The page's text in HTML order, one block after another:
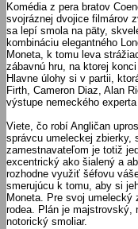
Komédia z pera bratov
svojráznej dvojice filmárov
sa lepí smola na päty,
kombináciu elegantného
Moneta, k tomu leva
zábavnú hru, na ktorej
Hlavne úlohy si v partii,
Firth, Cameron Diaz, Alan
výstupe nemeckého
Viete, čo robí Angličan
správcu umeleckej zbierky,
zamestnavateľom je totiž
excentrický ako šialený a
rozhodne využiť šéfovu
smerujúcu k tomu, aby si
Moneta. Pre svoj
rodea. Plán je majstrovský,
notorický smoliar.